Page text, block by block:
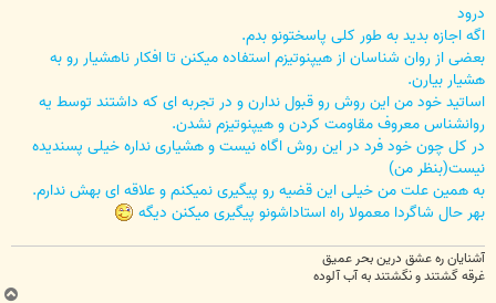
درود
اگه اجازه بدید به طور کلی پاسختونو بدم.
بعضی از روان شناسان از هیپنوتیزم استفاده میکنن تا افکار ناهشیار رو به
هشیار بیارن.
اساتید خود من این روش رو قبول ندارن و در تجربه ای که داشتند توسط یه
روانشناس معروف مقاومت کردن و هیپنوتیزم نشدن.
در کل چون خود فرد در این روش اگاه نیست و هشیاری نداره خیلی پسندیده
نیست(بنظر من)
به همین علت من خیلی این قضیه رو پیگیری نمیکنم و علاقه ای بهش ندارم.
بهر حال شاگردا معمولا راه استاداشونو پیگیری میکنن دیگه
آشنایان ره عشق درین بحر عمیق
غرقه گشتند و نگشتند به آب آلوده